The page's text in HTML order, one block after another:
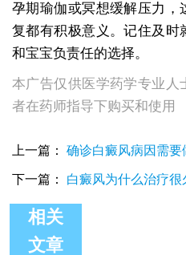
孕期瑜伽或冥想缓解压力，
复都有积极意义。记住及时
和宝宝负责任的选择。
本广告仅供医学药学专业
者在药师指导下购买和使用
上一篇： 确诊白癜风病因需要
下一篇： 白癜风为什么治疗很
相关
文章